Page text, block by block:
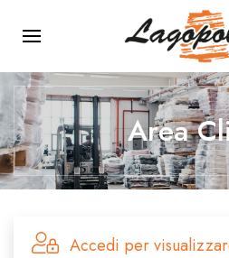
Menu Principale
Area
Accedi per